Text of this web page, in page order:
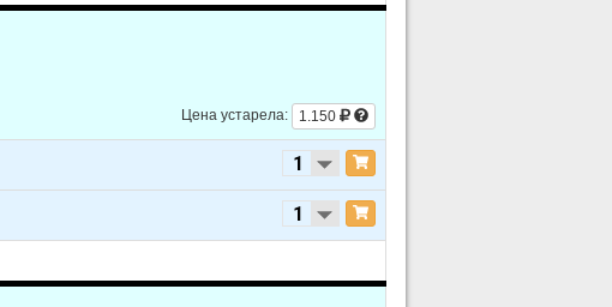
V6 3.0L
Цена устарела:
1.150